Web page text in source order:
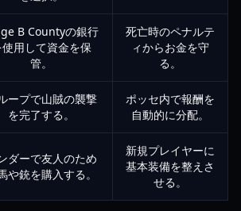
B Countyの銀行
使用して資金を保
管。
死亡時のペナルテ
ィからお金を守
る。
ープで山賊の襲撃
を完了する。
ポッセ内で報酬を
自動的に分配。
ダーで友人のため
や銃を購入する。
新規プレイヤーに
基本装備を整えさ
せる。